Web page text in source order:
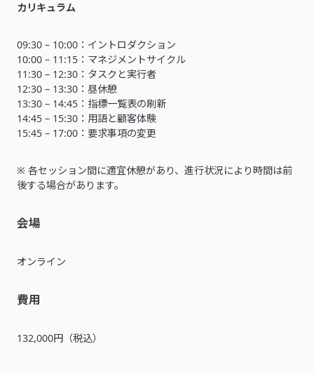
カリキュラム
09:30 – 10:00：イントロダクション
10:00 – 11:15：マネジメントサイクル
11:30 – 12:30：タスクと実行者
12:30 – 13:30：昼休憩
13:30 – 14:45：指標一覧表の刷新
14:45 – 15:30：用語と顧客体験
15:45 – 17:00：要求事項の変更
※ 各セッション間に適宜休憩があり、進行状況により時間は前
後する場合があります。
会場
オンライン
費用
132,000円（税込）